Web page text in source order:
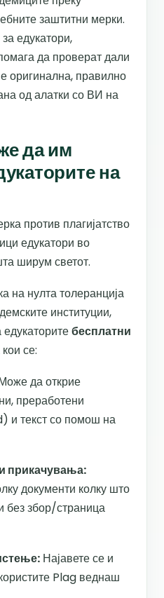
заштитни мерки.
едукатори,
да проверат дали
оригинална, правилно
од алатки со ВИ на
да им
на
против плагијатство
едукатори во
ширум светот.
на нулта толеранција
институции,
бесплатни
кои се:
да открие
преработени
текст со помош на
прикачувања:
документи колку што
без збор/страница
Најавете се и
Plag веднаш